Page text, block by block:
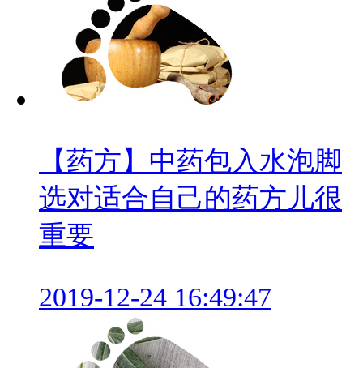
【药方】中药包入水泡脚
选对适合自己的药方儿很
重要
2019-12-24 16:49:47